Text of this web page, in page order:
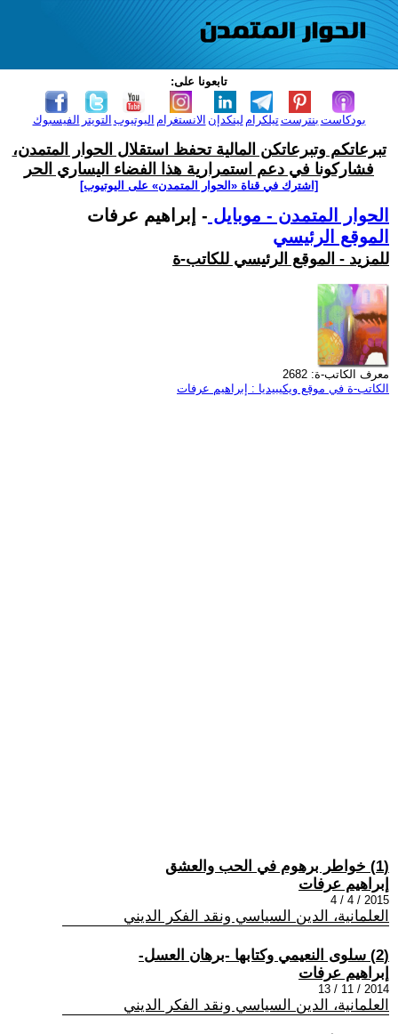
تابعونا على:
الفيسبوك التويتر اليوتيوب الانستغرام لينكدإن تيلكرامبنترست بودكاست
تبرعاتكم وتبرعاتكن المالية تحفظ استقلال الحوار المتمدن،
فشاركونا في دعم استمرارية هذا الفضاء اليساري الحر
[اشترك في قناة ‫«الحوار المتمدن» على اليوتيوب]
الحوار المتمدن - موبايل - إبراهيم عرفات
الموقع الرئيسي
للمزيد - الموقع الرئيسي للكاتب-ة
معرف الكاتب-ة: 2682
الكاتب-ة في موقع ويكيبيديا : إبراهيم عرفات
(1) خواطر برهوم في الحب والعشق
إبراهيم عرفات
2015 / 4 / 4
العلمانية، الدين السياسي ونقد الفكر الديني
(2) سلوى النعيمي وكتابها -برهان العسل-
إبراهيم عرفات
2014 / 11 / 13
العلمانية، الدين السياسي ونقد الفكر الديني